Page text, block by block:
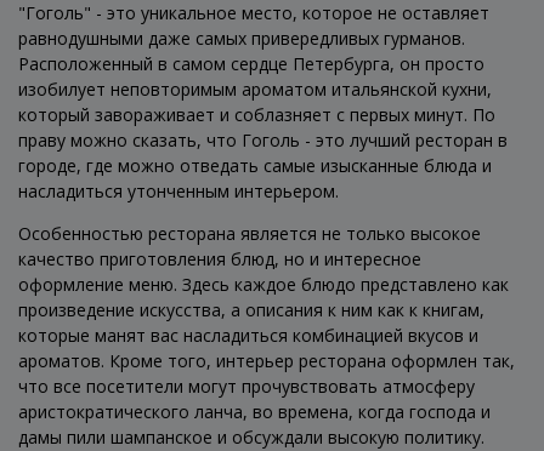
"Гоголь" - это уникальное место, которое не оставляет
равнодушными даже самых привередливых гурманов.
Расположенный в самом сердце Петербурга, он просто
изобилует неповторимым ароматом итальянской кухни,
который завораживает и соблазняет с первых минут. По
праву можно сказать, что Гоголь - это лучший ресторан в
городе, где можно отведать самые изысканные блюда и
насладиться утонченным интерьером.
Особенностью ресторана является не только высокое
качество приготовления блюд, но и интересное
оформление меню. Здесь каждое блюдо представлено как
произведение искусства, а описания к ним как к книгам,
которые манят вас насладиться комбинацией вкусов и
ароматов. Кроме того, интерьер ресторана оформлен так,
что все посетители могут прочувствовать атмосферу
аристократического ланча, во времена, когда господа и
дамы пили шампанское и обсуждали высокую политику.